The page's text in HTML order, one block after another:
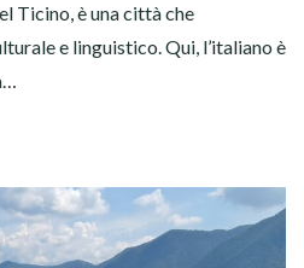
Ticino, è una città che
e linguistico. Qui, l’italiano è